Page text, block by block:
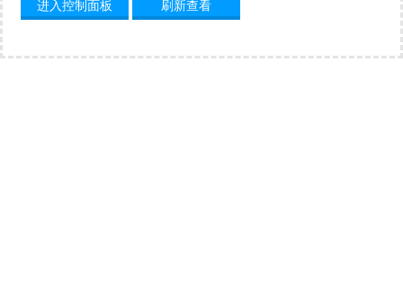
进入控制面板
刷新查看